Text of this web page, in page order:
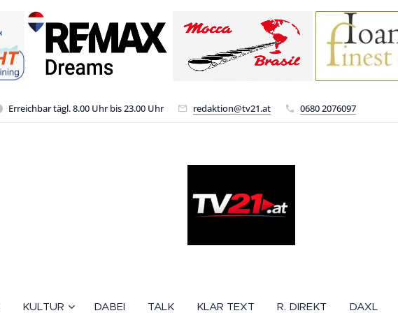
Erreichbar tägl. 8.00 Uhr bis 23.00 Uhr redaktion@tv21.at 0680 2076097
KULTUR DABEI TALK KLAR TEXT R. DIREKT DAXL